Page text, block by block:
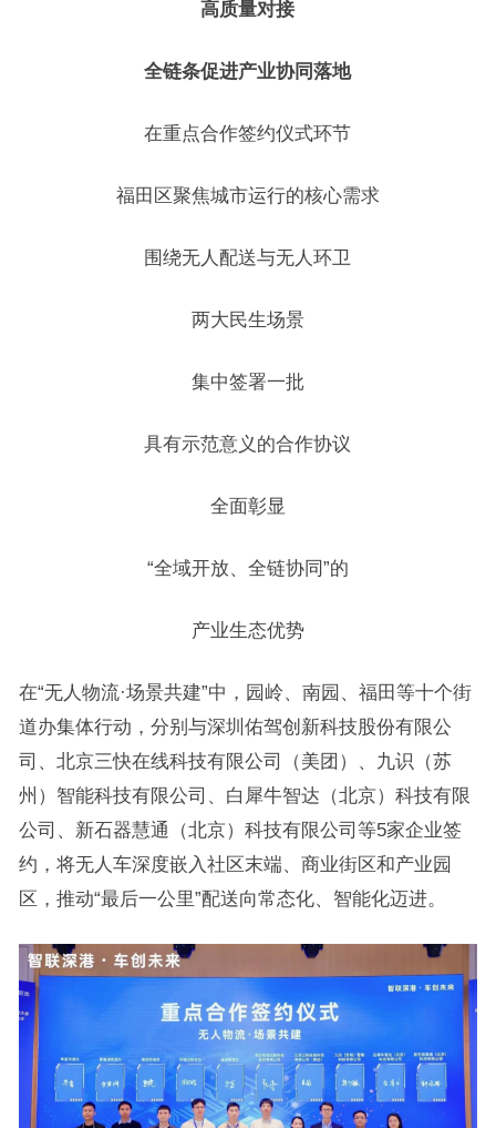
高质量对接
全链条促进产业协同落地
在重点合作签约仪式环节
福田区聚焦城市运行的核心需求
围绕无人配送与无人环卫
两大民生场景
集中签署一批
具有示范意义的合作协议
全面彰显
“全域开放、全链协同”的
产业生态优势
在“无人物流·场景共建”中，园岭、南园、福田等十个街
道办集体行动，分别与深圳佑驾创新科技股份有限公
司、北京三快在线科技有限公司（美团）、九识（苏
州）智能科技有限公司、白犀牛智达（北京）科技有限
公司、新石器慧通（北京）科技有限公司等5家企业签
约，将无人车深度嵌入社区末端、商业街区和产业园
区，推动“最后一公里”配送向常态化、智能化迈进。